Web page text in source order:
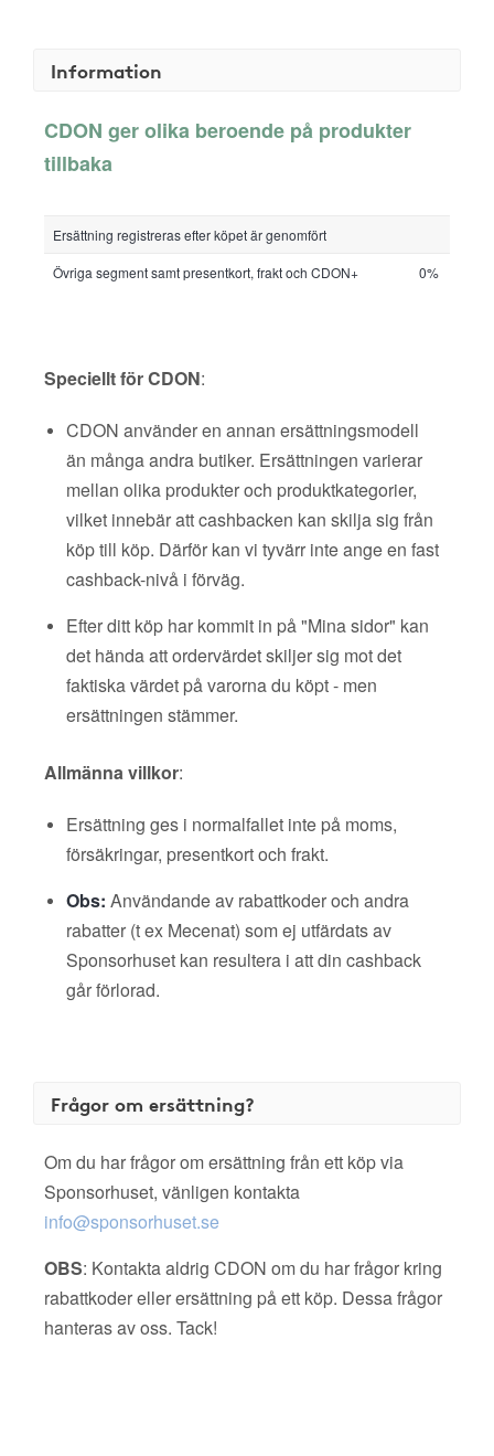
Information
CDON ger olika beroende på produkter
tillbaka
Ersättning registreras efter köpet är genomfört
Övriga segment samt presentkort, frakt och CDON+
0%
Speciellt för CDON:
CDON använder en annan ersättningsmodell
än många andra butiker. Ersättningen varierar
mellan olika produkter och produktkategorier,
vilket innebär att cashbacken kan skilja sig från
köp till köp. Därför kan vi tyvärr inte ange en fast
cashback-nivå i förväg.
Efter ditt köp har kommit in på "Mina sidor" kan
det hända att ordervärdet skiljer sig mot det
faktiska värdet på varorna du köpt - men
ersättningen stämmer.
Allmänna villkor:
Ersättning ges i normalfallet inte på moms,
försäkringar, presentkort och frakt.
Obs: Användande av rabattkoder och andra
rabatter (t ex Mecenat) som ej utfärdats av
Sponsorhuset kan resultera i att din cashback
går förlorad.
Frågor om ersättning?
Om du har frågor om ersättning från ett köp via
Sponsorhuset, vänligen kontakta
info@sponsorhuset.se
OBS: Kontakta aldrig CDON om du har frågor kring
rabattkoder eller ersättning på ett köp. Dessa frågor
hanteras av oss. Tack!